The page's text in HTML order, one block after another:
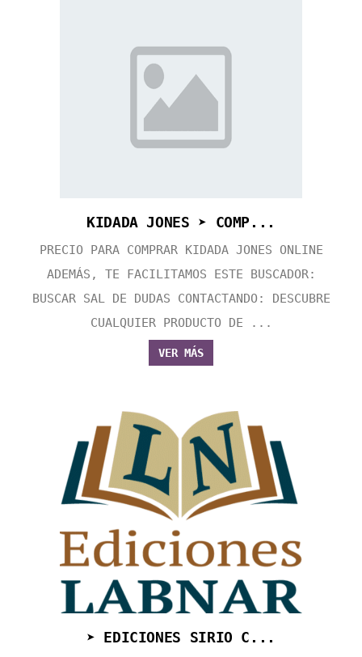
KIDADA JONES ➤ COMP...
PRECIO PARA COMPRAR KIDADA JONES ONLINE
ADEMÁS, TE FACILITAMOS ESTE BUSCADOR:
BUSCAR SAL DE DUDAS CONTACTANDO: DESCUBRE
CUALQUIER PRODUCTO DE ...
VER MÁS
➤ EDICIONES SIRIO C...